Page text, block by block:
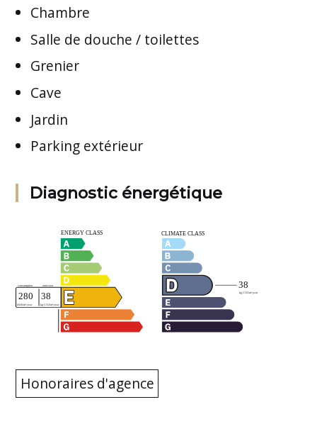
Chambre
Salle de douche / toilettes
Grenier
Cave
Jardin
Parking extérieur
Diagnostic énergétique
Honoraires d'agence